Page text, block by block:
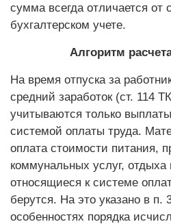
сумма всегда отличается
бухгалтерском учете.
Алгоритм
На время отпуска за
средний заработок (ст. 114
учитываются только
системой оплаты труда.
оплата стоимости питания,
коммунальных услуг,
относящиеся к системе
берутся. На это указано в п.
особенностях порядка